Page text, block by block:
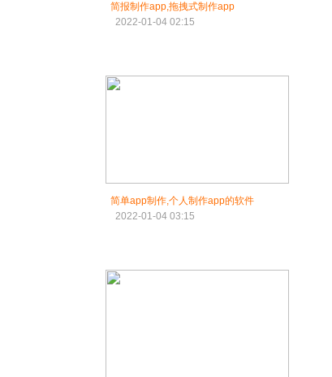
简报制作app,拖拽式制作app
2022-01-04 02:15
简单app制作,个人制作app的软件
2022-01-04 03:15